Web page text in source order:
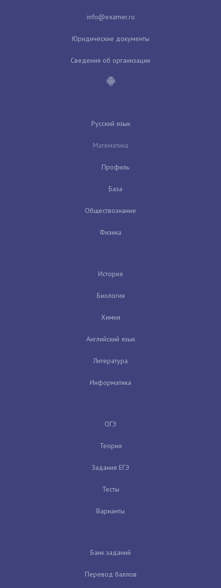
Юридические документы
Сведения об организации
Русский язык
Математика
Профиль
База
Обществознание
Физика
История
Биология
Химия
Английский язык
Литература
Информатика
ОГЭ
Теория
Задания ЕГЭ
Тесты
Варианты
Банк заданий
Перевод баллов